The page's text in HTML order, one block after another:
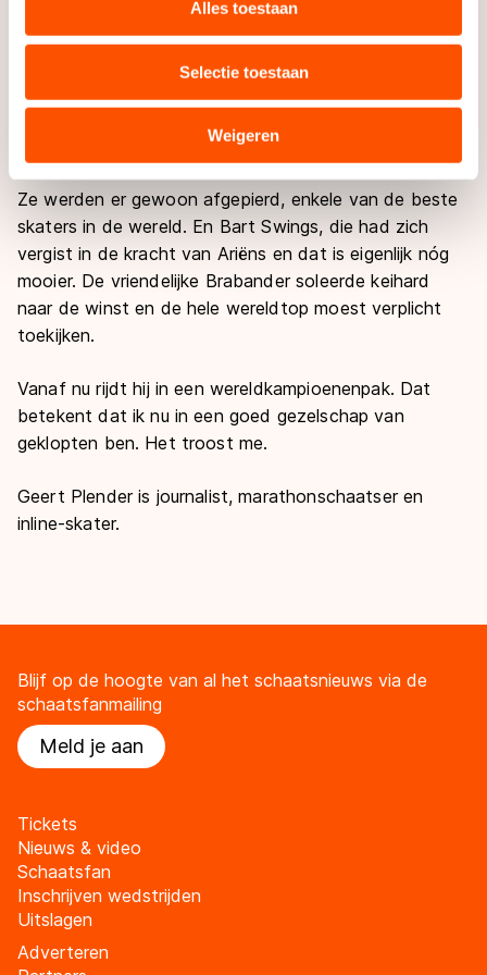
uw gebruik van onze site met onze partners voor social
combineren met andere gegevens die u aan hen heeft
verstrekt of die zij hebben verzameld via hun services.
Sommige partners kunnen gegevens doorgeven aan
landen buiten de EU, zoals de VS, waar mogelijk geen
adequaat beschermingsniveau geldt volgens de GDPR.
Door op ‘Toestaan’ te klikken, stemt u in met deze
overdracht. Meer informatie vindt u in onscookiebeleid
Alles toestaan
Selectie toestaan
Weigeren
Hij ging mee in een kopgroep en reed vervolgens
iedereen aan stront. Zoals hij dat bij mij deed in
en consorten. Ik dacht terug aan dat café, waar we
zo verslagen zaten, en dacht: het was geen schande.
Ze werden er gewoon afgepierd, enkele van de beste
skaters in de wereld. En Bart Swings, die had zich
vergist in de kracht van Ariëns en dat is eigenlijk nóg
mooier. De vriendelijke Brabander soleerde keihard
naar de winst en de hele wereldtop moest verplicht
toekijken.
Vanaf nu rijdt hij in een wereldkampioenenpak. Dat
betekent dat ik nu in een goed gezelschap van
geklopten ben. Het troost me.
Geert Plender is journalist, marathonschaatser en
inline-skater.
Blijf op de hoogte van al het schaatsnieuws via de
schaatsfanmailing
Meld je aan
Tickets
Nieuws & video
Schaatsfan
Inschrijven wedstrijden
Uitslagen
Adverteren